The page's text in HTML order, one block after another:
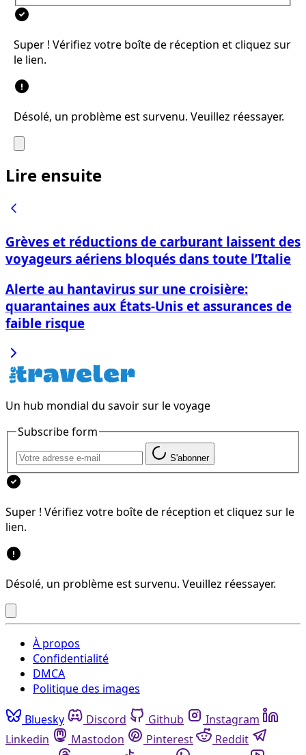
Super ! Vérifiez votre boîte de réception et cliquez sur
le lien.
Désolé, un problème est survenu. Veuillez réessayer.
Lire ensuite
Grèves et réductions de carburant laissent des
voyageurs aériens bloqués dans toute l’Italie
Alerte au hantavirus sur une croisière:
quarantaines aux États‑Unis et assurances de
faible risque
Un hub mondial du savoir sur le voyage
Subscribe form
S'abonner
Super ! Vérifiez votre boîte de réception et cliquez sur le
lien.
Désolé, un problème est survenu. Veuillez réessayer.
À propos
Confidentialité
DMCA
Politique des images
Bluesky Discord Github
Instagram
Linkedin
Mastodon Pinterest
Reddit